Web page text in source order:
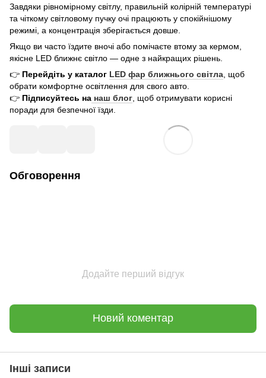
Завдяки рівномірному світлу, правильній колірній температурі
та чіткому світловому пучку очі працюють у спокійнішому
режимі, а концентрація зберігається довше.
Якщо ви часто їздите вночі або помічаєте втому за кермом,
якісне LED ближнє світло — одне з найкращих рішень.
👉 Перейдіть у каталог LED фар ближнього світла , щоб
обрати комфортне освітлення для свого авто.
👉 Підписуйтесь на наш блог , щоб отримувати корисні
поради для безпечної їзди.
Обговорення
Додайте перший відгук
Новий коментар
Інші записи